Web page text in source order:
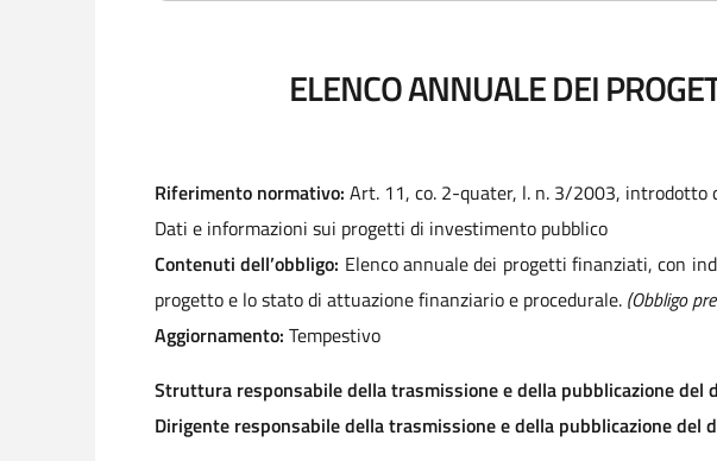
ELENCO ANNUALE DEI
Riferimento normativo: Art. 11, co. 2-quater, l. n. 3/2003, introdotto
Dati e informazioni sui progetti di investimento pubblico
Contenuti dell’obbligo: Elenco annuale dei progetti finanziati, con
progetto e lo stato di attuazione finanziario e procedurale. (Obbligo
Aggiornamento: Tempestivo
Struttura responsabile della trasmissione e della pubblicazione del
Dirigente responsabile della trasmissione e della pubblicazione del